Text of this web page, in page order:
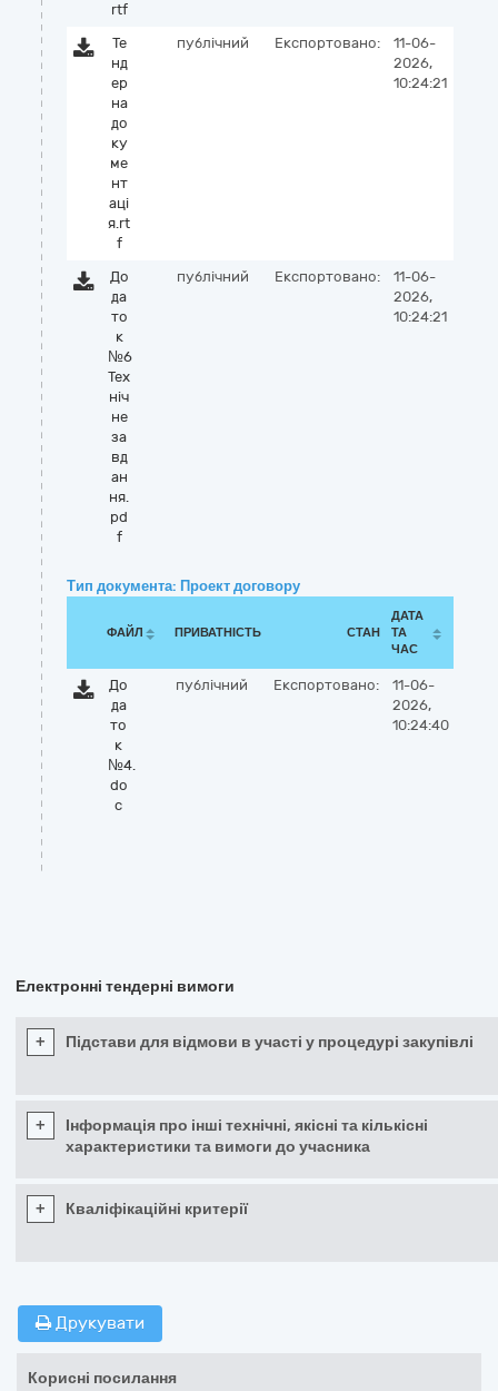
rtf
Те
нд
ер
на
до
ку
ме
нт
аці
я.rt
f
публічний Експортовано:
11-06-
2026,
10:24:21
До
да
то
к
№6
Тех
ніч
не
за
вд
ан
ня.
pd
f
публічний Експортовано:
11-06-
2026,
10:24:21
Тип документа: Проект договору
ФАЙЛ ПРИВАТНІСТЬ СТАН
ДАТА
ТА
ЧАС
До
да
то
к
№4.
do
c
публічний Експортовано:
11-06-
2026,
10:24:40
Електронні тендерні вимоги
+ Підстави для відмови в участі у процедурі закупівлі
+
Інформація про інші технічні, якісні та кількісні
характеристики та вимоги до учасника
+ Кваліфікаційні критерії
Друкувати
Корисні посилання